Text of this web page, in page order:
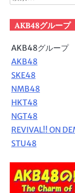
索:
AKB48グルー
AKB48グループ
AKB48
SKE48
NMB48
HKT48
NGT48
REVIVAL!! ON
STU48